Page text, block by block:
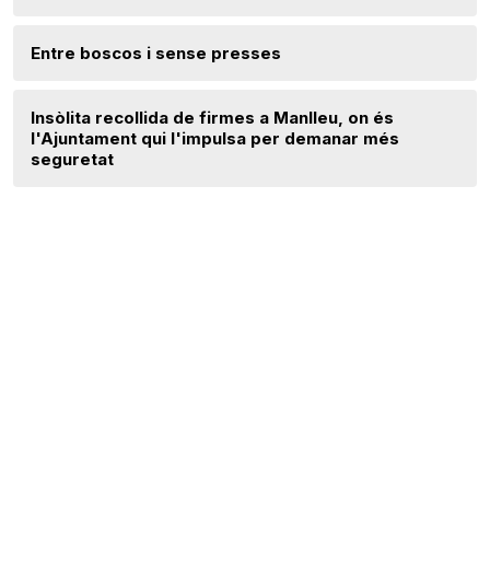
Entre boscos i sense presses
Insòlita recollida de firmes a Manlleu, on és
l'Ajuntament qui l'impulsa per demanar més
seguretat